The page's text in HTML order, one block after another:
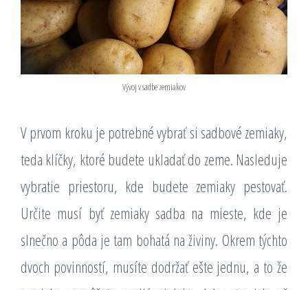
Vývoj v sadbe zemiakov
V prvom kroku je potrebné vybrať si sadbové zemiaky,
teda klíčky, ktoré budete ukladať do zeme. Nasleduje
vybratie priestoru, kde budete zemiaky pestovať.
Určite musí byť zemiaky sadba na mieste, kde je
slnečno a pôda je tam bohatá na živiny. Okrem týchto
dvoch povinností, musíte dodržať ešte jednu, a to že